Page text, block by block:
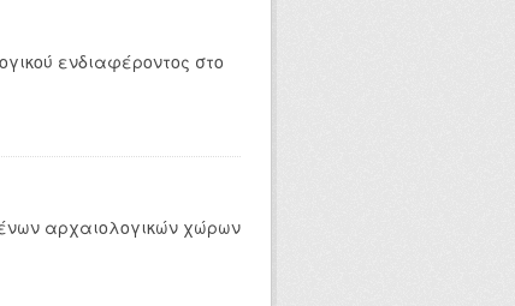
ενδιαφέροντος στο
αρχαιολογικών χώρων